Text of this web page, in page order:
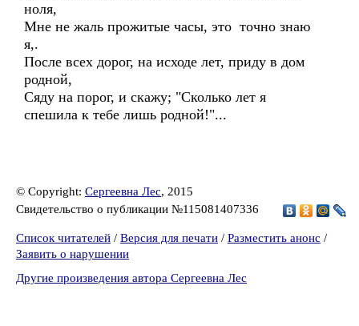
ноля,
Мне не жаль прожитые часы, это точно знаю
я,.
После всех дорог, на исходе лет, приду в дом
родной,
Сяду на порог, и скажу; "Сколько лет я
спешила к тебе лишь родной!"...
© Copyright: Сергеевна Лес, 2015
Свидетельство о публикации №115081407336
Список читателей / Версия для печати / Разместить анонс /
Заявить о нарушении
Другие произведения автора Сергеевна Лес